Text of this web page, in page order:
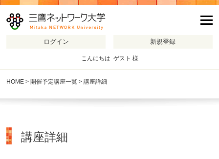
こんにちは ゲスト 様
HOME > 開催予定講座一覧 > 講座詳細
講座詳細